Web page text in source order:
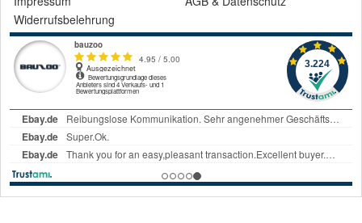
Widerrufsbelehrung